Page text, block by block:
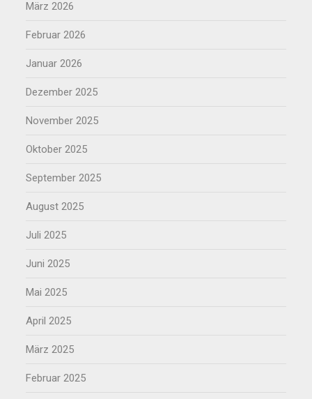
März 2026
Februar 2026
Januar 2026
Dezember 2025
November 2025
Oktober 2025
September 2025
August 2025
Juli 2025
Juni 2025
Mai 2025
April 2025
März 2025
Februar 2025